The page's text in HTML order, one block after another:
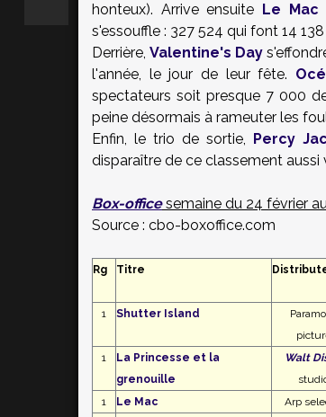
honteux). Arrive ensuite Le Mac
s'essouffle : 327 524 qui font 14
Derrière, Valentine's Day
l'année, le jour de leur fête.
spectateurs soit presque 7 000
peine désormais à rameuter les
Enfin, le trio de sortie, Percy
disparaître de ce classement aussi
Box-officesemaine du 24 février
Source : cbo-boxoffice.com
Rg Titre
1 Shutter Island
1
La Princesse et la
grenouille
Walt
1 Le Mac Arp